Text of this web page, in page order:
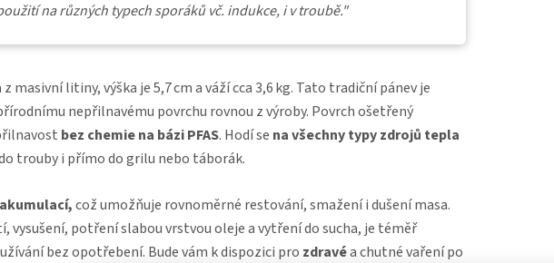
na různých typech sporáků vč. indukce, i v troubě."
masivní litiny, výška je 5,7 cm a váží cca 3,6 kg. Tato tradiční pánev je
nepřilnavému povrchu rovnou z výroby. Povrch ošetřený
bez chemie na bázi PFAS. Hodí se na všechny typy zdrojů tepla
trouby i přímo do grilu nebo táborák.
což umožňuje rovnoměrné restování, smažení i dušení masa.
vysušení, potření slabou vrstvou oleje a vytření do sucha, je téměř
bez opotřebení. Bude vám k dispozici pro zdravéa chutné vaření po